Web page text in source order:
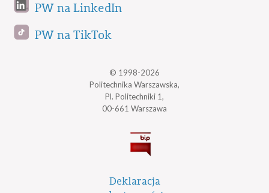
PW na LinkedIn
PW na TikTok
© 1998-2026
Politechnika Warszawska,
Pl. Politechniki 1,
00-661 Warszawa
Deklaracja